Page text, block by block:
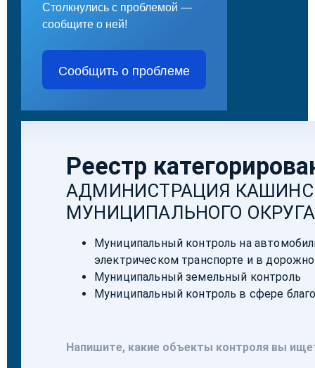
Столкнулись с проблемой —
сообщите о ней!
Сообщить о проблеме